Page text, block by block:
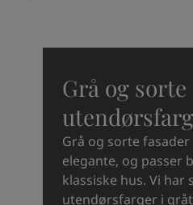
Grå og sorte
Grå og sorte
elegante, og passer
klassiske hus. Vi har
utendørsfarger i